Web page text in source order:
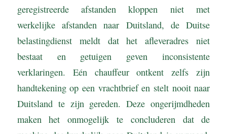
geregistreerde afstanden kloppen niet met
werkelijke afstanden naar Duitsland, de Duitse
belastingdienst meldt dat het afleveradres niet
bestaat en getuigen geven inconsistente
verklaringen. Eén chauffeur ontkent zelfs zijn
handtekening op een vrachtbrief en stelt nooit naar
Duitsland te zijn gereden. Deze ongerijmdheden
maken het onmogelijk te concluderen dat de